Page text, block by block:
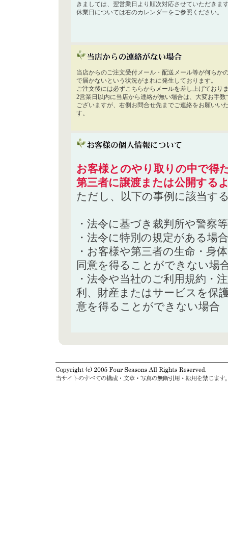
きましては、翌営業日より順次対応させていただきま
休業日については右のカレンダーをご参照ください。
当店からのご注文受付メール・配送メール等が何らか
で届かないという状況がまれに発生しております。
ご注文後には必ずこちらからメールを差し上げており
2営業日以内に当店から連絡が無い場合は、大変お手数
ございますが、右側お問合せ先までご連絡をお願いい
す。
お客様とのやり取りの中で得
第三者に譲渡または公開する
ただし、以下の事例に該当す
・法令に基づき裁判所や警察
・法令に特別の規定がある場合
・お客様や第三者の生命・身
同意を得ることができない場
・法令や当社のご利用規約・
利、財産またはサービスを保
意を得ることができない場合